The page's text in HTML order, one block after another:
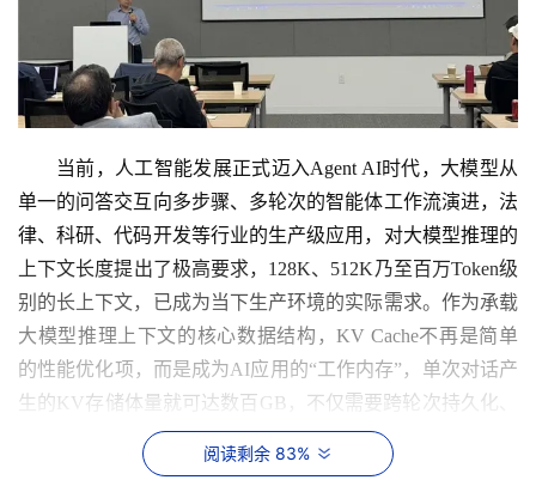
当前，人工智能发展正式迈入Agent AI时代，大模型从
单一的问答交互向多步骤、多轮次的智能体工作流演进，法
律、科研、代码开发等行业的生产级应用，对大模型推理的
上下文长度提出了极高要求，128K、512K乃至百万Token级
别的长上下文，已成为当下生产环境的实际需求。作为承载
大模型推理上下文的核心数据结构，KV Cache不再是简单
的性能优化项，而是成为AI应用的“工作内存”，单次对话产
生的KV存储体量就可达数百GB，不仅需要跨轮次持久化、
跨节点共享，更要具备极致的访问速度，避免让GPU陷入等
待。 然而，传统存储方案却难以适配Agent AI时代的KV
阅读剩余 83%